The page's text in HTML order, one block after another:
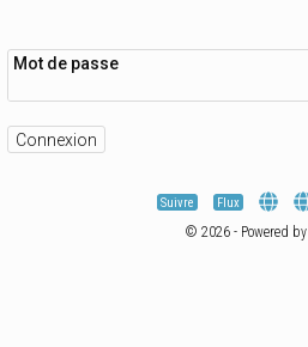
Mot de passe
Suivre Flux
© 2026 - Powered by